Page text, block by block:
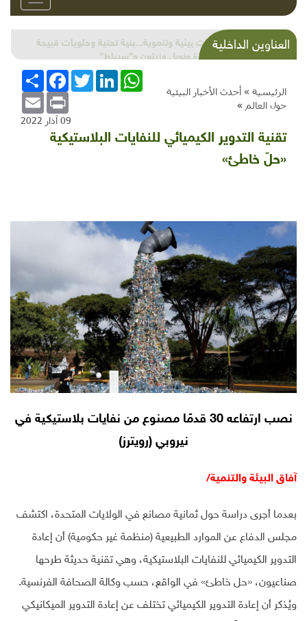
العناوين الداخليةشذرات بيئية وتنموية...بنية تحتية وحلويات قبيحة
وحاكورة ونوبل وزيتون و"سيباط"
الرئيسية » أحدث الأخبار البيئية
حول العالم »
انشر
FacebookTwitterLinkedInWhatsApp
Email Print
09 آذار 2022
تقنية التدوير الكيميائي للنفايات البلاستيكية
«حلّ خاطئ»
نصب ارتفاعه 30 قدمًا مصنوع من نفايات بلاستيكية في
نيروبي (رويترز)
آفاق البيئة والتنمية/
بعدما أجرى دراسة حول ثمانية مصانع في الولايات المتحدة، اكتشف
مجلس الدفاع عن الموارد الطبيعية (منظمة غير حكومية) أن إعادة
التدوير الكيميائي للنفايات البلاستيكية، وهي تقنية حديثة طرحها
صناعيون، «حل خاطئ» في الواقع، حسب وكالة الصحافة الفرنسية.
ويُذكر أن إعادة التدوير الكيميائي تختلف عن إعادة التدوير الميكانيكي